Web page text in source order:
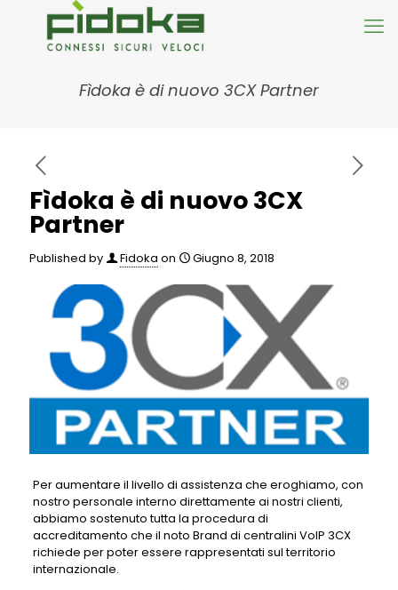
Fìdoka è di nuovo 3CX Partner
Fìdoka è di nuovo 3CX
Partner
Published by Fidoka on Giugno 8, 2018
Per aumentare il livello di assistenza che eroghiamo, con
nostro personale interno direttamente ai nostri clienti,
abbiamo sostenuto tutta la procedura di
accreditamento che il noto Brand di centralini VoIP 3CX
richiede per poter essere rappresentati sul territorio
internazionale.